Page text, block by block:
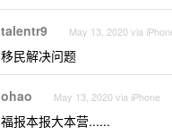
talentr9 May 13, 2020 via
移民解决问题
ohao May 13, 2020 via iPhone
福报本报大本营......